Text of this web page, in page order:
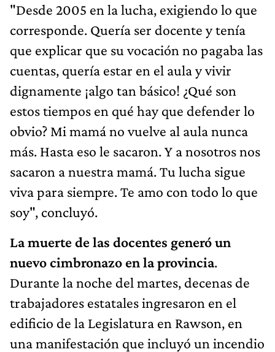
"Desde 2005 en la lucha, exigiendo lo que
corresponde. Quería ser docente y tenía
que explicar que su vocación no pagaba las
cuentas, quería estar en el aula y vivir
dignamente ¡algo tan básico! ¿Qué son
estos tiempos en qué hay que defender lo
obvio? Mi mamá no vuelve al aula nunca
más. Hasta eso le sacaron. Y a nosotros nos
sacaron a nuestra mamá. Tu lucha sigue
viva para siempre. Te amo con todo lo que
soy", concluyó.
La muerte de las docentes generó un
nuevo cimbronazo en la provincia.
Durante la noche del martes, decenas de
trabajadores estatales ingresaron en el
edificio de la Legislatura en Rawson, en
una manifestación que incluyó un incendio